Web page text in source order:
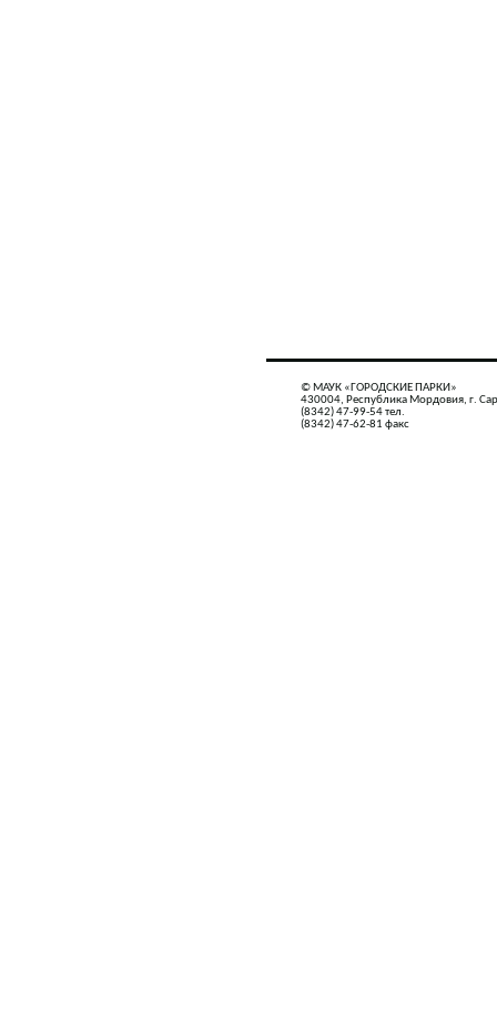
© МАУК «ГОРОДСКИЕ ПАРКИ»
430004, Республика Мордовия, г.
(8342) 47-99-54 тел.
(8342) 47-62-81 факс